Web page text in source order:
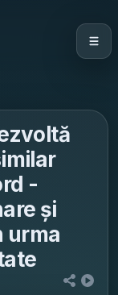
-
și
urma